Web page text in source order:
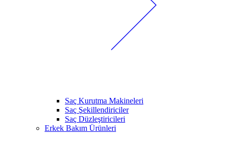
Saç Kurutma Makineleri
Saç Şekillendiriciler
Saç Düzleştiricileri
Erkek Bakım Ürünleri